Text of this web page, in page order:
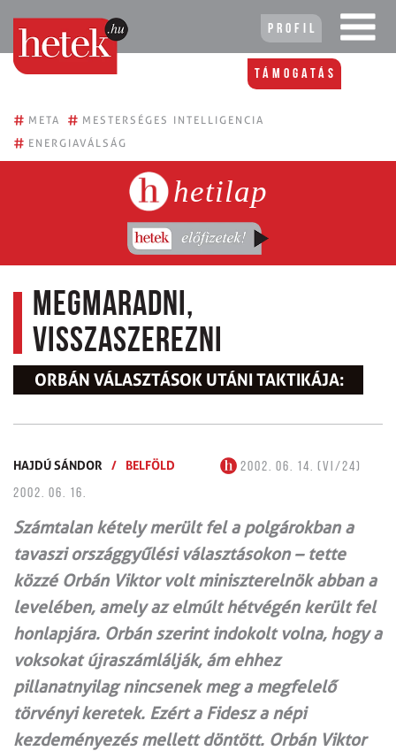
Profil
Támogatás
# META # MESTERSÉGES INTELLIGENCIA
# ENERGIAVÁLSÁG
hetilap
Megmaradni,
visszaszerezni
ORBÁN VÁLASZTÁSOK UTÁNI TAKTIKÁJA:
HAJDÚ SÁNDOR / BELFÖLD
2002. 06. 14. (VI/24)
2002. 06. 16.
Számtalan kétely merült fel a polgárokban a
tavaszi országgyűlési választásokon – tette
közzé Orbán Viktor volt miniszterelnök abban a
levelében, amely az elmúlt hétvégén került fel
honlapjára. Orbán szerint indokolt volna, hogy a
voksokat újraszámlálják, ám ehhez
pillanatnyilag nincsenek meg a megfelelő
törvényi keretek. Ezért a Fidesz a népi
kezdeményezés mellett döntött. Orbán Viktor